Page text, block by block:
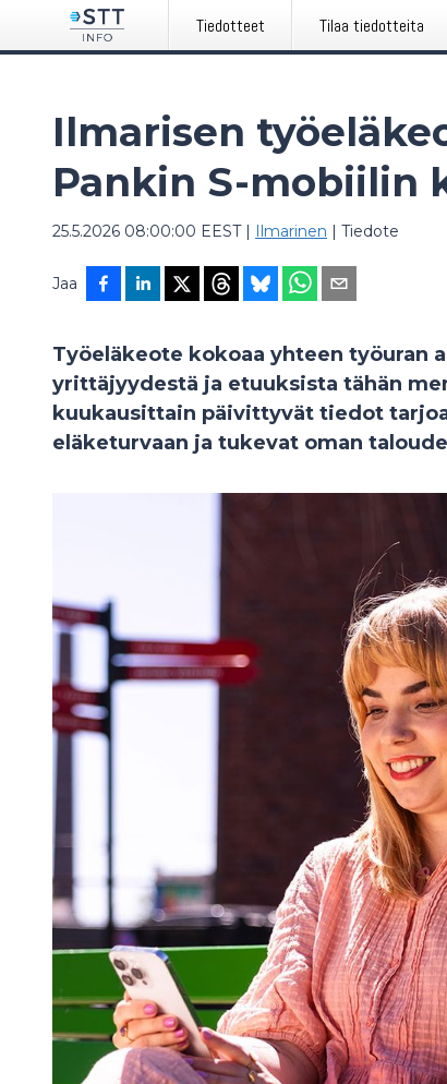
Tiedotteet Tilaa tiedotteita
Ilmarisen
Pankin S-mobiilin
25.5.2026 08:00:00 EEST| Ilmarinen | Tiedote
Jaa
Työeläkeote kokoaa yhteen työuran
yrittäjyydestä ja etuuksista tähän
kuukausittain päivittyvät tiedot
eläketurvaan ja tukevat oman